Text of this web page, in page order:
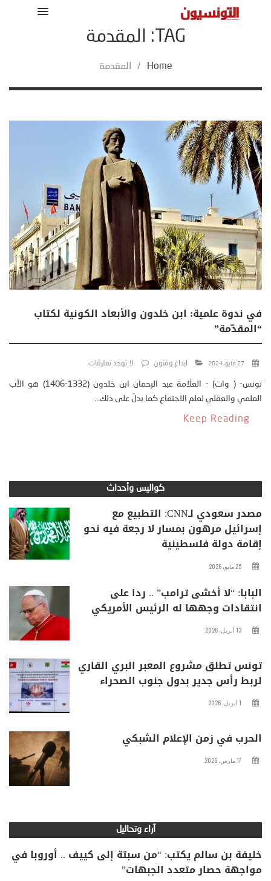
TAG: المقدمة
Home
/ المقدمة
في ندوة علمية: ابن خلدون والأبعاد الكونية لكتاب
“المقدّمة”
27 مايو، 2024 ابداع وفنون لا توجد تعليقات
تونس- ( وات) - العلّامة عبد الرحمان ابن خلدون (1332-1406) هو الأب
العلمي والعقلي لعلم الاجتماع كما يدلّ على ذلك...
Keep Reading
كواليس وأحداث
مصدر سعودي لـCNN: التطبيع مع
إسرائيل مرهون بمسار لا رجعة فيه نحو
إقامة دولة فلسطينية
25 مايو، 2026
البابا: “لا أخشى ترامب” .. ردا على
انتقادات وجهها له الرئيس الأمريكي
13 أبريل، 2026
تونس تطلق مشروع المعبر البري القاري
لربط رأس جدير بدول جنوب الصحراء
1 أبريل، 2026
الحرب في زمن الإعلام الشبكي
17 مارس، 2026
آراء وتحاليل
خليفة بن سالم يكتب: “من سبتة إلى كييف .. أوروبا في
مواجهة حصار متعدد الجبهات”